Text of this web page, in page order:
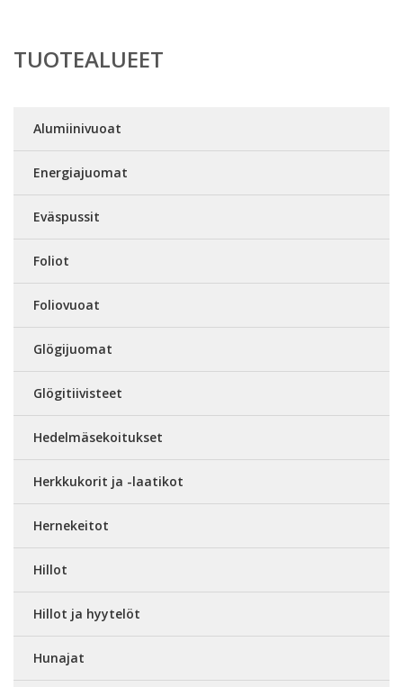
TUOTEALUEET
Alumiinivuoat
Energiajuomat
Eväspussit
Foliot
Foliovuoat
Glögijuomat
Glögitiivisteet
Hedelmäsekoitukset
Herkkukorit ja -laatikot
Hernekeitot
Hillot
Hillot ja hyytelöt
Hunajat